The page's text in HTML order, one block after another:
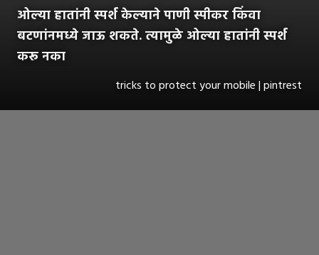
ओल्या हातांनी स्पर्श केल्याने पाणी स्पीकर किंवा
बटणांनमध्ये जाऊ शकते. त्यामुळे ओल्या हातांनी स्पर्श
करू नका
tricks to protect your mobile | pintrest